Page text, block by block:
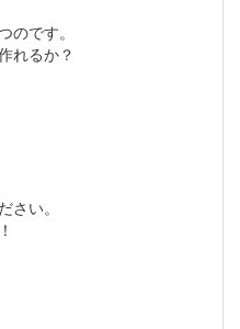
のです。
れるか？
さい。